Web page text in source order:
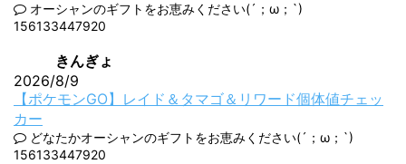
オーシャンのギフトをお恵みください(´；ω；`)
156133447920
きんぎょ
2026/8/9
【ポケモンGO】レイド＆タマゴ＆リワード個体値チェッ
カー
どなたかオーシャンのギフトをお恵みください(´；ω；`)
156133447920